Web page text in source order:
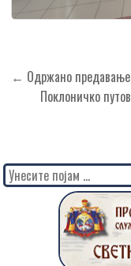
Кретање
чланка
← Одржано предавање
Поклоничко
Search
for: